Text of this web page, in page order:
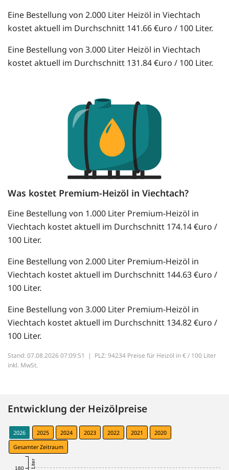
Eine Bestellung von 2.000 Liter Heizöl in Viechtach
kostet aktuell im Durchschnitt 141.66 €uro / 100 Liter.
Eine Bestellung von 3.000 Liter Heizöl in Viechtach
kostet aktuell im Durchschnitt 131.84 €uro / 100 Liter.
Was kostet Premium-Heizöl in Viechtach?
Eine Bestellung von 1.000 Liter Premium-Heizöl in
Viechtach kostet aktuell im Durchschnitt 174.14 €uro /
100 Liter.
Eine Bestellung von 2.000 Liter Premium-Heizöl in
Viechtach kostet aktuell im Durchschnitt 144.63 €uro /
100 Liter.
Eine Bestellung von 3.000 Liter Premium-Heizöl in
Viechtach kostet aktuell im Durchschnitt 134.82 €uro /
100 Liter.
Stand: 07.08.2026 07:09:51 | PLZ: 94234 Preise für Heizöl in € / 100 Liter
inkl. MwSt.
Entwicklung der Heizölpreise
2026 2025 2024 2023 2022 2021
2020
Gesamter Zeitraum
180